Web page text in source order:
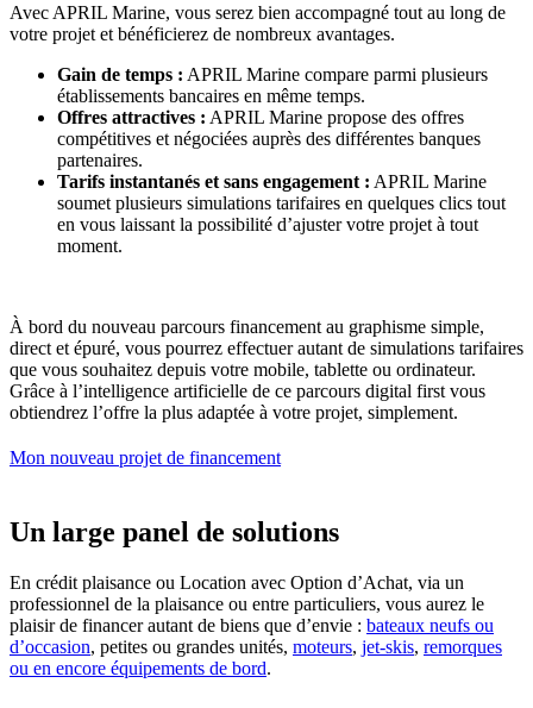
Avec APRIL Marine, vous serez bien accompagné tout au long de
votre projet et bénéficierez de nombreux avantages.
Gain de temps : APRIL Marine compare parmi plusieurs
établissements bancaires en même temps.
Offres attractives : APRIL Marine propose des offres
compétitives et négociées auprès des différentes banques
partenaires.
Tarifs instantanés et sans engagement : APRIL Marine
soumet plusieurs simulations tarifaires en quelques clics tout
en vous laissant la possibilité d’ajuster votre projet à tout
moment.
À bord du nouveau parcours financement au graphisme simple,
direct et épuré, vous pourrez effectuer autant de simulations tarifaires
que vous souhaitez depuis votre mobile, tablette ou ordinateur.
Grâce à l’intelligence artificielle de ce parcours digital first vous
obtiendrez l’offre la plus adaptée à votre projet, simplement.
Mon nouveau projet de financement
Un large panel de solutions
En crédit plaisance ou Location avec Option d’Achat, via un
professionnel de la plaisance ou entre particuliers, vous aurez le
plaisir de financer autant de biens que d’envie : bateaux neufs ou
d’occasion, petites ou grandes unités, moteurs, jet-skis, remorques
ou en encore équipements de bord.